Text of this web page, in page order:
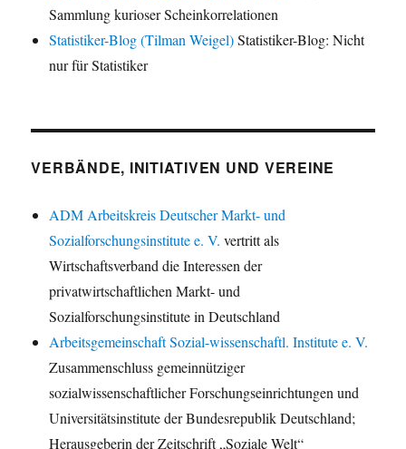
Sammlung kurioser Scheinkorrelationen
Statistiker-Blog (Tilman Weigel)Statistiker-Blog: Nicht
nur für Statistiker
VERBÄNDE, INITIATIVEN UND VEREINE
ADM Arbeitskreis Deutscher Markt- und
Sozialforschungsinstitute e. V. vertritt als
Wirtschaftsverband die Interessen der
privatwirtschaftlichen Markt- und
Sozialforschungsinstitute in Deutschland
Arbeitsgemeinschaft Sozial-wissenschaftl. Institute e. V.
Zusammenschluss gemeinnütziger
sozialwissenschaftlicher Forschungseinrichtungen und
Universitätsinstitute der Bundesrepublik Deutschland;
Herausgeberin der Zeitschrift „Soziale Welt“